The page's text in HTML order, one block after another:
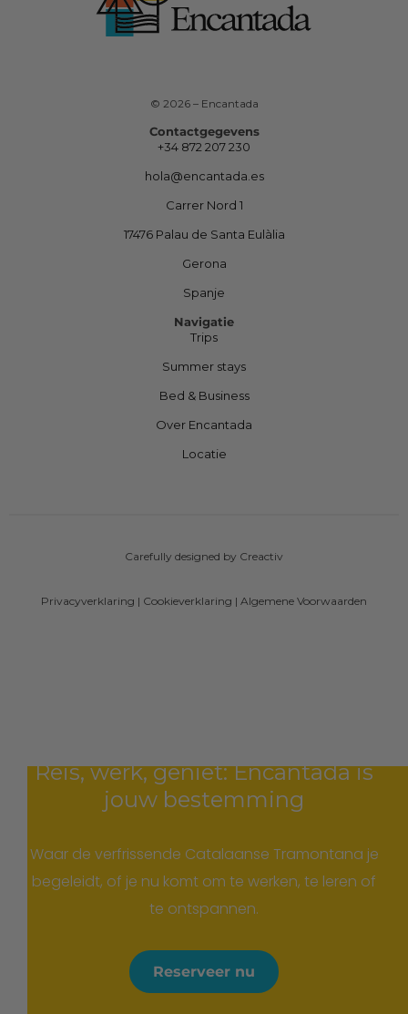
© 2026 – Encantada
Contactgegevens
+34 872 207 230
hola@encantada.es
Carrer Nord 1
17476 Palau de Santa Eulàlia
Gerona
Spanje
Navigatie
Trips
Summer stays
Bed & Business
Over Encantada
Locatie
Carefully designed by Creactiv
Privacyverklaring | Cookieverklaring | Algemene Voorwaarden
Reis, werk, geniet: Encantada is
jouw bestemming
Waar de verfrissende Catalaanse Tramontana je
begeleidt, of je nu komt om te werken, te leren of
te ontspannen.
Reserveer nu